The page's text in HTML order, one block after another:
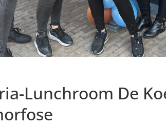
Lunchroom De